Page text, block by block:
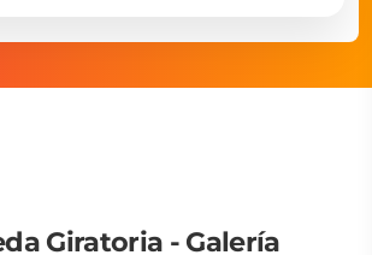
Giratoria - Galería